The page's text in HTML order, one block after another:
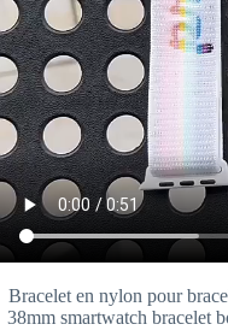
Bracelet en nylon pour
38mm smartwatch bracelet